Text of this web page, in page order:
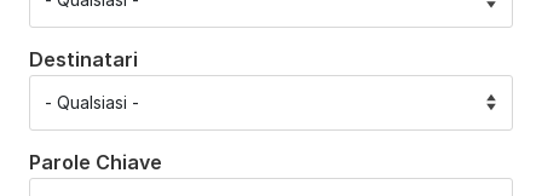
Destinatari
Parole Chiave